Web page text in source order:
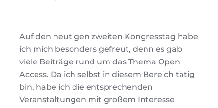
Auf den heutigen zweiten Kongresstag habe
ich mich besonders gefreut, denn es gab
viele Beiträge rund um das Thema Open
Access. Da ich selbst in diesem Bereich tätig
bin, habe ich die entsprechenden
Veranstaltungen mit großem Interesse